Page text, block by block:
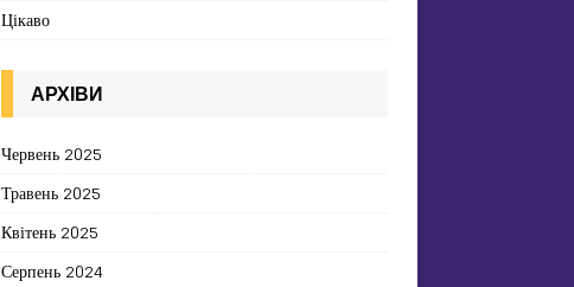
Цікаво
АРХІВИ
Червень 2025
Травень 2025
Квітень 2025
Серпень 2024